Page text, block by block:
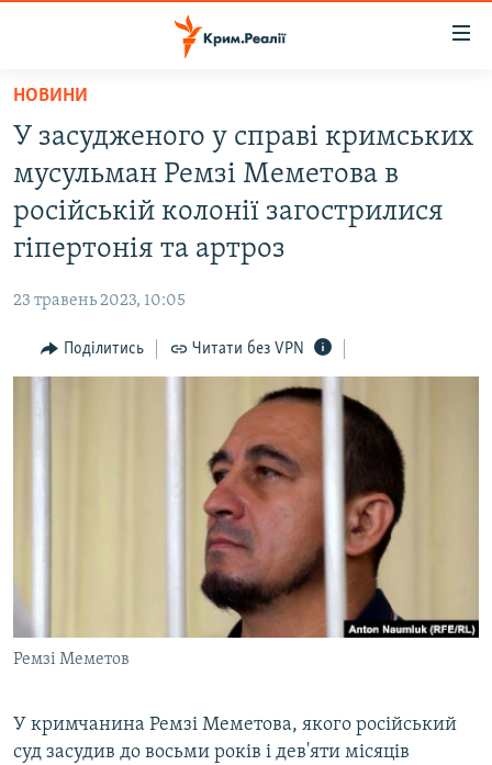
Перейти
основного
матеріалу
Перейти
до
основної
Перейти
пошуку
ВОДА.КРИМ
ВІДЕО ТА ФОТО
ПОЛІТИКА
ПОГЛЯД
ІНТЕРВ'Ю
УКРАЇНСЬКА ПРОБЛЕМА КРИМУ
ЯК ОБІЙТИ БЛОКУВАННЯ
ДОЛУЧАЙСЯ!
Усі сайти RFE/RL
НОВИНИ
У засудженого у справі кримських
мусульман Ремзі Меметова в
російській колонії загострилися
гіпертонія та артроз
23 травень 2023, 10:05
Поділитись Читати без VPN
Ремзі Меметов
У кримчанина Ремзі Меметова, якого російський
суд засудив до восьми років і дев'яти місяців